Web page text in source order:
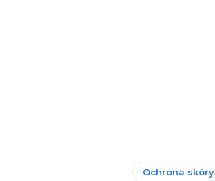
Ochrona skóry